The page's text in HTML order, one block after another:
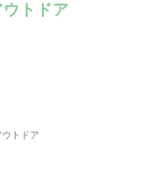
トドア
トドア